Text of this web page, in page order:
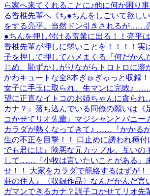
ら家へ来てくれることに♪他に何か困り
る香椎先輩へ《ち●ちんをしごいて欲し
をする亮平。当然ドン引きされるが……
●ちんを押し付ける荒業に出る！！亮
香椎先輩が押しに弱いことを！！！！実
子を押して押してハメまくる『何だかん
じめ、恥ずかしがりながらトロトロに溶
かわキュートな全8本ぎゅぎゅっと収録
女子に手玉に取られ、生マンに完敗♪
望に正直なイトコのお姉ちゃんに貪ら
カナ？』落ち込んでいる同僚の願いは
コかせてリオ先輩』マジシャンとバニー
カラダが熱くなってきて♪ ……『かかる
生の不正を目撃！！ 口止めに誘われ種
でも君には』険悪な元カップル。互いの
して……『小牧は言いたいことがある』
せ！！ 大家をカラダで籠絡するはずが
荘の住人』〈収録作品〉なんだかんだ言
ガマンできるカナ？調子コかせてリオ先